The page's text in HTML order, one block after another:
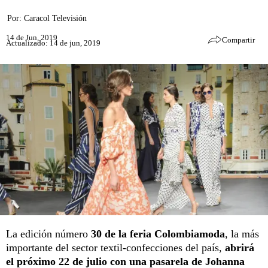
Por: Caracol Televisión
14 de Jun, 2019
Actualizado: 14 de jun, 2019 Compartir
La edición número 30 de la feria Colombiamoda, la más
importante del sector textil-confecciones del país, abrirá
el próximo 22 de julio con una pasarela de Johanna